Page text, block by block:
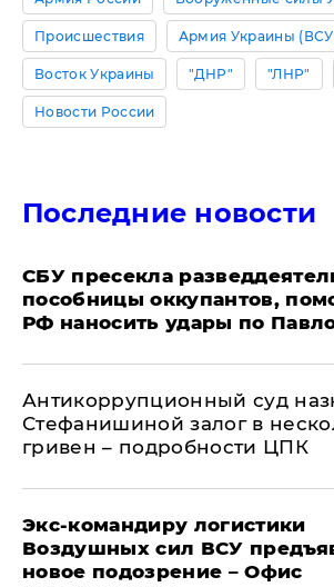
Происшествия Армия Украины
Восток Украины "ДНР" "ЛНР"
Новости России
Последние новости
СБУ пресекла
пособницы оккупантов,
РФ наносить удары по
Антикоррупционный суд
Стефанишиной залог в
гривен – подробности ЦПК
Экс-командиру логистики
Воздушных сил ВСУ
новое подозрение – Офис